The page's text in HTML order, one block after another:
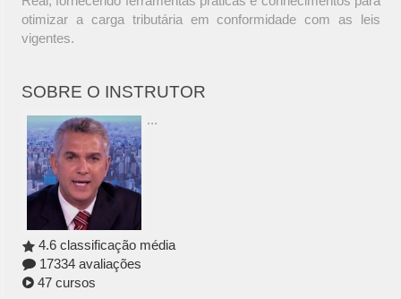
otimizar a carga tributária em conformidade com as leis
vigentes.
SOBRE O INSTRUTOR
...
4.6 classificação média
17334 avaliações
47 cursos